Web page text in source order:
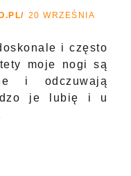
20 WRZEŚNIA
i często
moje nogi są
i odczuwają
je lubię i u